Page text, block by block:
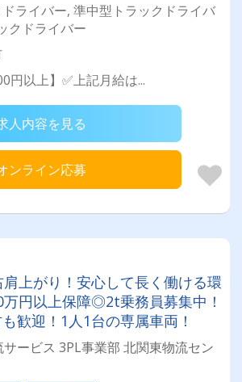
ライバー, 準中型トラックドライバ
クドライバー
円以上】✅上記月給は...
人内容を見る
ンライン応募
上がり！安心して長く働ける環
円以上保障◎2t乗務員募集中！
歓迎！1人1台の専属車両！
ービス 3PL事業部 北関東物流セン